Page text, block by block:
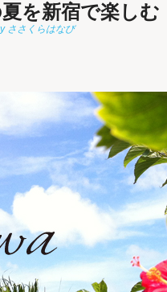
を新宿で楽しむ